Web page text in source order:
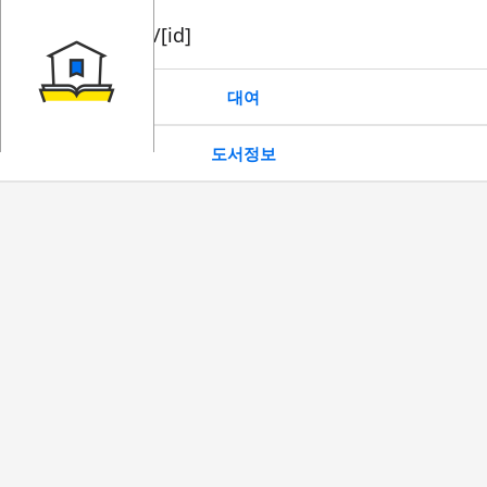
book/rent/[id]
대여
도서정보